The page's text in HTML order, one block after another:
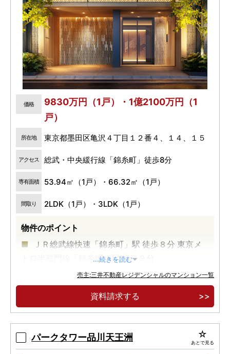
価格
9830万円（1戸）・1億2100万円（1
戸）
所在地 東京都墨田区亀沢４丁目１２番４、１４、１５
アクセス 総武・中央緩行線「錦糸町」徒歩8分
専有面積 53.94㎡（1戸）・66.32㎡（1戸）
間取り 2LDK（1戸）・3LDK（1戸）
物件のポイント
ＪＲ総武線快速「錦糸町」駅 徒歩８分 東京メ
トロ半蔵門線「錦糸町」駅 徒歩９分
駅前利便×北斎通りを日常使いする環境
街の文化と歴史を継承するデザイン
...続きを読む
売主:三井不動産レジデンシャルのマンション一覧
資料請求する
パークタワー品川天王洲 あとで見る